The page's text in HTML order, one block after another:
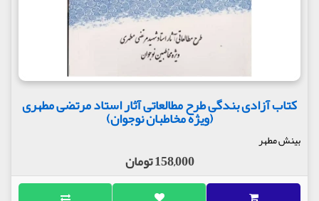
کتاب آزادی بندگی طرح مطالعاتی آثار استاد مرتضی مطهری
(ویژه مخاطبان نوجوان)
بینش مطهر
158,000 تومان